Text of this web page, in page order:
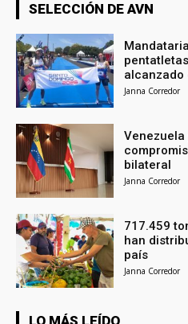
SELECCIÓN DE AVN
alcanzado
Janna Corredor
bilateral
Janna Corredor
717.459
han
país
Janna Corredor
LO MÁS LEÍDO